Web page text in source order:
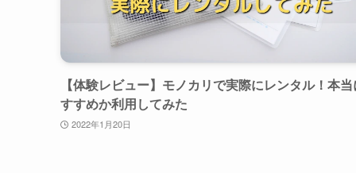
【体験レビュー】モノカリで実際にレンタル！本
すすめか利用してみた
2022年1月20日